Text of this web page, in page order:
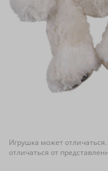
Игрушка может
отличаться от